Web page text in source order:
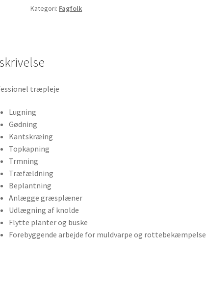
pr.
Kategori: Fagfolk
træpleje
Lugning
Gødning
Kantskræing
Topkapning
Trmning
Træfældning
Beplantning
Anlægge græsplæner
Udlægning af knolde
Flytte planter og buske
Forebyggende arbejde for muldvarpe og rottebekæmpelse